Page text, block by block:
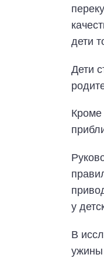
дети
Дети
Кроме
у
В
ужины